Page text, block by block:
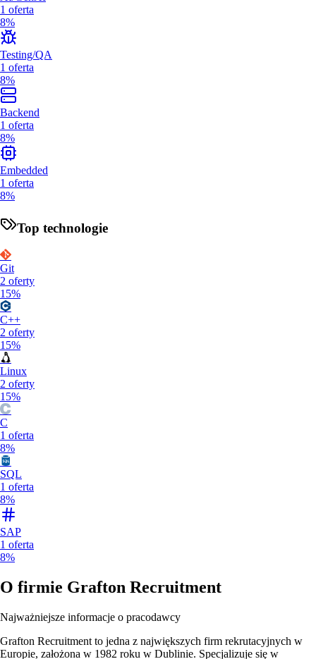
1 oferta
8%
Testing/QA
1 oferta
8%
Backend
1 oferta
8%
Embedded
1 oferta
8%
Top technologie
Git
2 oferty
15%
C++
2 oferty
15%
Linux
2 oferty
15%
C
1 oferta
8%
SQL
1 oferta
8%
SAP
1 oferta
8%
O firmie Grafton Recruitment
Najważniejsze informacje o pracodawcy
Grafton Recruitment to jedna z największych firm rekrutacyjnych w
Europie, założona w 1982 roku w Dublinie. Specjalizuje się w